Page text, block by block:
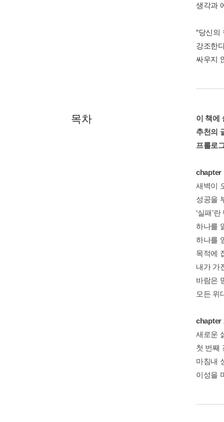
생각과
“당신의
강조한
싸우지
목차
이 책에
추천의
프롤로
chapter
새벽이
성공을
‘실패’
하나를
하나를
목적에
내가 가
바람은
모든 위
chapter
새로운
첫 번째
마침내
이성을